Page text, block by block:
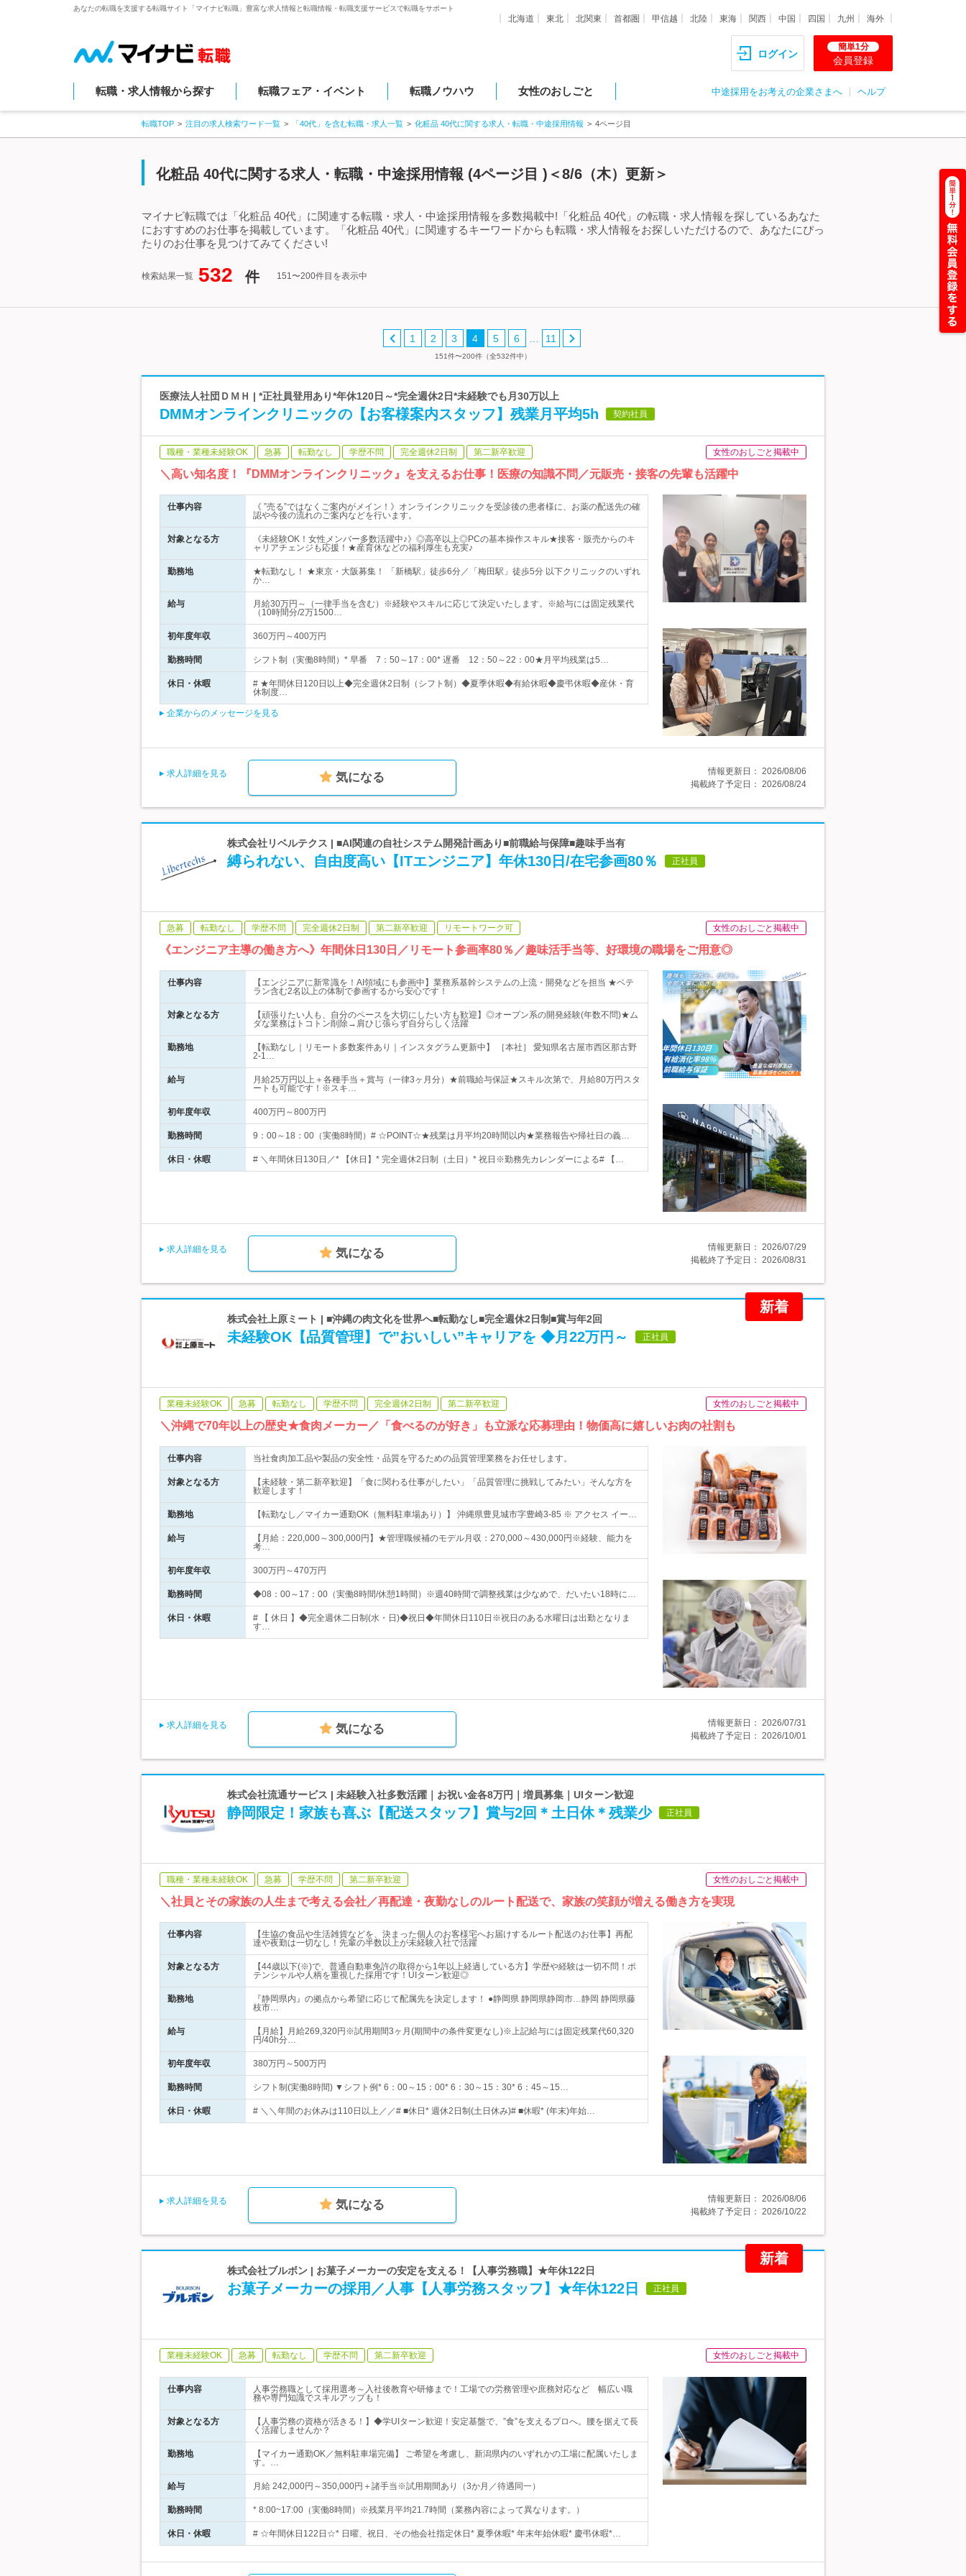
あなたの転職を支援する転職サイト「マイナビ転職」豊富な求人情報と転職情報・転職支援サービスで転職をサポート
北海道 東北 北関東 首都圏 甲信越 北陸 東海 関西 中国 四国 九州 海外
ログイン
簡単1分
会員登録
転職・求人情報から探す 転職フェア・イベント 転職ノウハウ 女性のおしごと 中途採用をお考えの企業さまへ ヘルプ
転職TOP 注目の求人検索ワード一覧 「40代」を含む転職・求人一覧 化粧品 40代に関する求人・転職・中途採用情報 4ページ目
化粧品 40代に関する求人・転職・中途採用情報 (4ページ目 )＜8/6（木）更新＞
マイナビ転職では「化粧品 40代」に関連する転職・求人・中途採用情報を多数掲載中!「化粧品 40代」の転職・求人情報を探しているあなた
におすすめのお仕事を掲載しています。「化粧品 40代」に関連するキーワードからも転職・求人情報をお探しいただけるので、あなたにぴっ
たりのお仕事を見つけてみてください!
検索結果一覧 532 件 151〜200件目を表示中
1 2 3 4 5 6 11
151件〜200件（全532件中）
医療法人社団ＤＭＨ | *正社員登用あり*年休120日～*完全週休2日*未経験でも月30万以上
DMMオンラインクリニックの【お客様案内スタッフ】残業月平均5h 契約社員
職種・業種未経験OK 急募 転勤なし 学歴不問 完全週休2日制 第二新卒歓迎 女性のおしごと掲載中
＼高い知名度！『DMMオンラインクリニック』を支えるお仕事！医療の知識不問／元販売・接客の先輩も活躍中
仕事内容
《 ”売る”ではなくご案内がメイン！》オンラインクリニックを受診後の患者様に、お薬の配送先の確
認や今後の流れのご案内などを行います。
対象となる方
《未経験OK！女性メンバー多数活躍中♪》◎高卒以上◎PCの基本操作スキル★接客・販売からのキ
ャリアチェンジも応援！★産育休などの福利厚生も充実♪
勤務地
★転勤なし！ ★東京・大阪募集！ 「新橋駅」徒歩6分／「梅田駅」徒歩5分 以下クリニックのいずれ
か…
給与
月給30万円～（一律手当を含む）※経験やスキルに応じて決定いたします。※給与には固定残業代
（10時間分/2万1500…
初年度年収 360万円～400万円
勤務時間 シフト制（実働8時間）* 早番 7：50～17：00* 遅番 12：50～22：00★月平均残業は5…
休日・休暇
# ★年間休日120日以上◆完全週休2日制（シフト制）◆夏季休暇◆有給休暇◆慶弔休暇◆産休・育
休制度…
企業からのメッセージを見る
求人詳細を見る 気になる 情報更新日： 2026/08/06
掲載終了予定日： 2026/08/24
株式会社リベルテクス | ■AI関連の自社システム開発計画あり■前職給与保障■趣味手当有
縛られない、自由度高い【ITエンジニア】年休130日/在宅参画80％ 正社員
急募 転勤なし 学歴不問 完全週休2日制 第二新卒歓迎 リモートワーク可 女性のおしごと掲載中
《エンジニア主導の働き方へ》年間休日130日／リモート参画率80％／趣味活手当等、好環境の職場をご用意◎
仕事内容
【エンジニアに新常識を！AI領域にも参画中】業務系基幹システムの上流・開発などを担当 ★ベテ
ラン含む2名以上の体制で参画するから安心です！
対象となる方
【頑張りたい人も、自分のペースを大切にしたい方も歓迎】◎オープン系の開発経験(年数不問)★ム
ダな業務はトコトン削除→肩ひじ張らず自分らしく活躍
勤務地
【転勤なし｜リモート多数案件あり｜インスタグラム更新中】 ［本社］ 愛知県名古屋市西区那古野
2-1…
給与
月給25万円以上＋各種手当＋賞与（一律3ヶ月分）★前職給与保証★スキル次第で、月給80万円スタ
ートも可能です！※スキ…
初年度年収 400万円～800万円
勤務時間 9：00～18：00（実働8時間）# ☆POINT☆★残業は月平均20時間以内★業務報告や帰社日の義…
休日・休暇 # ＼年間休日130日／* 【休日】* 完全週休2日制（土日）* 祝日※勤務先カレンダーによる# 【…
求人詳細を見る 気になる 情報更新日： 2026/07/29
掲載終了予定日： 2026/08/31
新着
株式会社上原ミート | ■沖縄の肉文化を世界へ■転勤なし■完全週休2日制■賞与年2回
未経験OK【品質管理】で”おいしい”キャリアを ◆月22万円～ 正社員
業種未経験OK 急募 転勤なし 学歴不問 完全週休2日制 第二新卒歓迎 女性のおしごと掲載中
＼沖縄で70年以上の歴史★食肉メーカー／「食べるのが好き」も立派な応募理由！物価高に嬉しいお肉の社割も
仕事内容 当社食肉加工品や製品の安全性・品質を守るための品質管理業務をお任せします。
対象となる方
【未経験・第二新卒歓迎】「食に関わる仕事がしたい」「品質管理に挑戦してみたい」そんな方を
歓迎します！
勤務地 【転勤なし／マイカー通勤OK（無料駐車場あり）】 沖縄県豊見城市字豊崎3-85 ※ アクセス イー…
給与
【月給：220,000～300,000円】★管理職候補のモデル月収：270,000～430,000円※経験、能力を
考…
初年度年収 300万円～470万円
勤務時間 ◆08：00～17：00（実働8時間/休憩1時間）※週40時間で調整残業は少なめで、だいたい18時に…
休日・休暇
# 【 休日 】◆完全週休二日制(水・日)◆祝日◆年間休日110日※祝日のある水曜日は出勤となりま
す…
求人詳細を見る 気になる 情報更新日： 2026/07/31
掲載終了予定日： 2026/10/01
株式会社流通サービス | 未経験入社多数活躍｜お祝い金各8万円｜増員募集｜UIターン歓迎
静岡限定！家族も喜ぶ【配送スタッフ】賞与2回＊土日休＊残業少 正社員
職種・業種未経験OK 急募 学歴不問 第二新卒歓迎 女性のおしごと掲載中
＼社員とその家族の人生まで考える会社／再配達・夜勤なしのルート配送で、家族の笑顔が増える働き方を実現
仕事内容
【生協の食品や生活雑貨などを、決まった個人のお客様宅へお届けするルート配送のお仕事】再配
達や夜勤は一切なし！先輩の半数以上が未経験入社で活躍
対象となる方
【44歳以下(※)で、普通自動車免許の取得から1年以上経過している方】学歴や経験は一切不問！ポ
テンシャルや人柄を重視した採用です！UIターン歓迎◎
勤務地
『静岡県内』の拠点から希望に応じて配属先を決定します！ ●静岡県 静岡県静岡市…静岡 静岡県藤
枝市…
給与
【月給】月給269,320円※試用期間3ヶ月(期間中の条件変更なし)※上記給与には固定残業代60,320
円/40h分…
初年度年収 380万円～500万円
勤務時間 シフト制(実働8時間) ▼シフト例* 6：00～15：00* 6：30～15：30* 6：45～15…
休日・休暇 # ＼＼年間のお休みは110日以上／／# ■休日* 週休2日制(土日休み)# ■休暇* (年末)年始…
求人詳細を見る 気になる 情報更新日： 2026/08/06
掲載終了予定日： 2026/10/22
新着
株式会社ブルボン | お菓子メーカーの安定を支える！【人事労務職】★年休122日
お菓子メーカーの採用／人事【人事労務スタッフ】★年休122日 正社員
業種未経験OK 急募 転勤なし 学歴不問 第二新卒歓迎 女性のおしごと掲載中
仕事内容
人事労務職として採用選考～入社後教育や研修まで！工場での労務管理や庶務対応など 幅広い職
務や専門知識でスキルアップも！
対象となる方
【人事労務の資格が活きる！】◆学UIターン歓迎！安定基盤で、”食”を支えるプロへ。腰を据えて長
く活躍しませんか？
勤務地
【マイカー通勤OK／無料駐車場完備】 ご希望を考慮し、新潟県内のいずれかの工場に配属いたしま
す。…
給与 月給 242,000円～350,000円＋諸手当※試用期間あり（3か月／待遇同一）
勤務時間 * 8:00~17:00（実働8時間）※残業月平均21.7時間（業務内容によって異なります。）
休日・休暇 # ☆年間休日122日☆* 日曜、祝日、その他会社指定休日* 夏季休暇* 年末年始休暇* 慶弔休暇*…